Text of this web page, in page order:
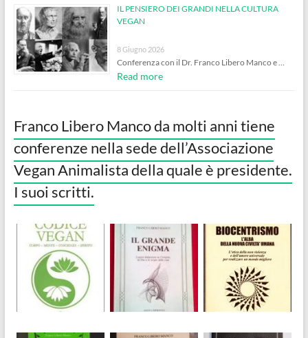
IL PENSIERO DEI GRANDI NELLA CULTURA
VEGAN
8 Giugno 2026
Conferenza con il Dr. Franco Libero Manco e …
Read more
Franco Libero Manco da molti anni tiene
conferenze nella sede dell’Associazione
Vegan Animalista della quale è presidente.
I suoi scritti.